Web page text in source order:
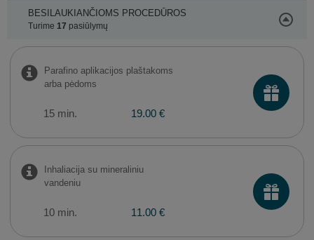
BESILAUKIANČIOMS PROCEDŪROS
Turime 17 pasiūlymų
Parafino aplikacijos plaštakoms
arba pėdoms
15 min. 19.00 €
Inhaliacija su mineraliniu
vandeniu
10 min. 11.00 €